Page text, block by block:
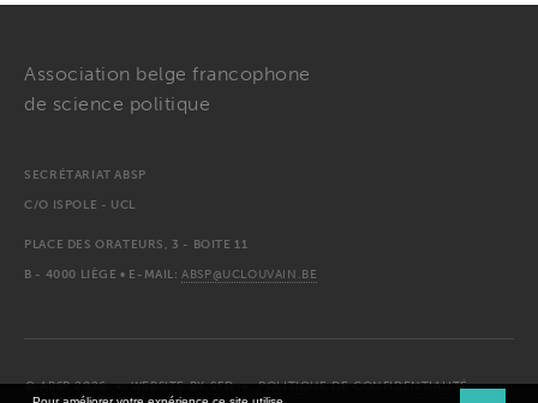
Association belge francophone
de science politique
SECRÉTARIAT ABSP
C/O ISPOLE - UCL
PLACE DES ORATEURS, 3 - BOITE 11
B - 4000 LIÈGE • E-MAIL:ABSP@UCLOUVAIN.BE
© ABSP 2026• WEBSITE BYSFD•POLITIQUE DE CONFIDENTIALITÉ